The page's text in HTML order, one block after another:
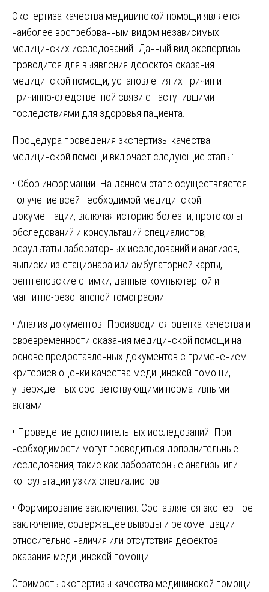
Экспертиза качества медицинской помощи является
наиболее востребованным видом независимых
медицинских исследований. Данный вид экспертизы
проводится для выявления дефектов оказания
медицинской помощи, установления их причин и
причинно-следственной связи с наступившими
последствиями для здоровья пациента.
Процедура проведения экспертизы качества
медицинской помощи включает следующие этапы:
• Сбор информации. На данном этапе осуществляется
получение всей необходимой медицинской
документации, включая историю болезни, протоколы
обследований и консультаций специалистов,
результаты лабораторных исследований и анализов,
выписки из стационара или амбулаторной карты,
рентгеновские снимки, данные компьютерной и
магнитно-резонансной томографии.
• Анализ документов. Производится оценка качества и
своевременности оказания медицинской помощи на
основе предоставленных документов с применением
критериев оценки качества медицинской помощи,
утвержденных соответствующими нормативными
актами.
• Проведение дополнительных исследований. При
необходимости могут проводиться дополнительные
исследования, такие как лабораторные анализы или
консультации узких специалистов.
• Формирование заключения. Составляется экспертное
заключение, содержащее выводы и рекомендации
относительно наличия или отсутствия дефектов
оказания медицинской помощи.
Стоимость экспертизы качества медицинской помощи